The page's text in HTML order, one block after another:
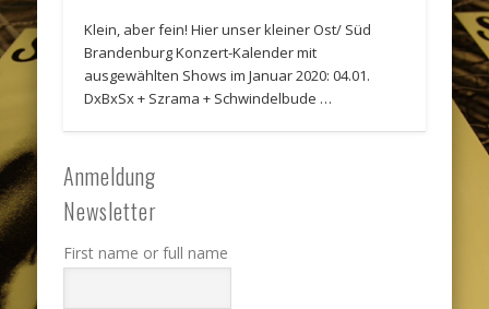
Klein, aber fein! Hier unser kleiner Ost/ Süd
Brandenburg Konzert-Kalender mit
ausgewählten Shows im Januar 2020: 04.01.
DxBxSx + Szrama + Schwindelbude …
Anmeldung
Newsletter
First name or full name